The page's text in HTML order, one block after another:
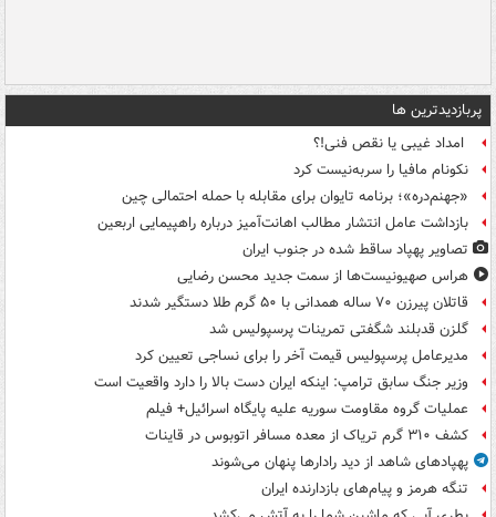
پربازدیدترین ها
امداد غیبی یا نقص فنی!؟
نکونام مافیا را سربه‌نیست کرد
«جهنم‌دره»؛ برنامه تایوان برای مقابله با حمله احتمالی چین
بازداشت عامل انتشار مطالب اهانت‌آمیز درباره راهپیمایی اربعین
تصاویر پهپاد ساقط شده در جنوب ایران
هراس صهیونیست‌ها از سمت جدید محسن رضایی
قاتلان پیرزن ۷۰ ساله همدانی با ۵۰ گرم طلا دستگیر شدند
گلزن قدبلند شگفتی تمرینات پرسپولیس شد
مدیرعامل پرسپولیس قیمت آخر را برای نساجی تعیین کرد
وزیر جنگ سابق ترامپ: اینکه ایران دست بالا را دارد واقعیت است
عملیات گروه مقاومت سوریه علیه پایگاه اسرائیل+ فیلم
کشف ۳۱۰ گرم تریاک از معده مسافر اتوبوس در قاینات
پهپادهای شاهد از دید رادارها پنهان می‌شوند
تنگه هرمز و پیام‌های بازدارنده ایران